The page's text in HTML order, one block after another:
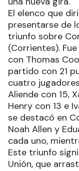
El elenco que
presentarse de
triunfo sobre
(Corrientes).
con Thomas
partido con 21
cuatro
Aliende con 15,
Henry con 13 e
se destacó en
Noah Allen y
cada uno,
Este triunfo
Unión, que